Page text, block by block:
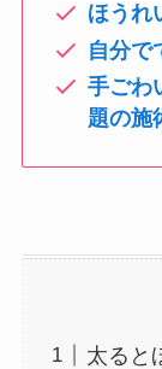
ほうれ
自分で
手ごわ
題の施
太ると